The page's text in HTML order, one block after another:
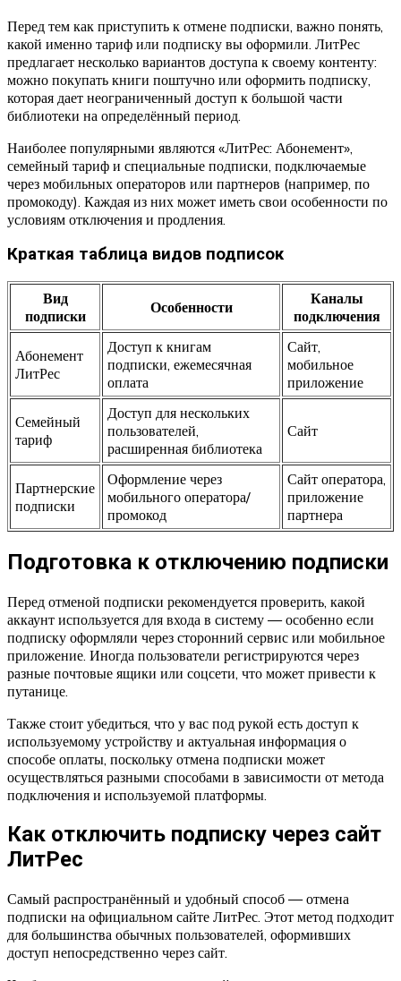
Перед тем как приступить к отмене подписки, важно понять,
какой именно тариф или подписку вы оформили. ЛитРес
предлагает несколько вариантов доступа к своему контенту:
можно покупать книги поштучно или оформить подписку,
которая дает неограниченный доступ к большой части
библиотеки на определённый период.
Наиболее популярными являются «ЛитРес: Абонемент»,
семейный тариф и специальные подписки, подключаемые
через мобильных операторов или партнеров (например, по
промокоду). Каждая из них может иметь свои особенности по
условиям отключения и продления.
Краткая таблица видов подписок
Вид
подписки
Особенности
Каналы
подключения
Абонемент
ЛитРес
Доступ к книгам
подписки, ежемесячная
оплата
Сайт,
мобильное
приложение
Семейный
тариф
Доступ для нескольких
пользователей,
расширенная библиотека
Сайт
Партнерские
подписки
Оформление через
мобильного оператора/
промокод
Сайт оператора,
приложение
партнера
Подготовка к отключению подписки
Перед отменой подписки рекомендуется проверить, какой
аккаунт используется для входа в систему — особенно если
подписку оформляли через сторонний сервис или мобильное
приложение. Иногда пользователи регистрируются через
разные почтовые ящики или соцсети, что может привести к
путанице.
Также стоит убедиться, что у вас под рукой есть доступ к
используемому устройству и актуальная информация о
способе оплаты, поскольку отмена подписки может
осуществляться разными способами в зависимости от метода
подключения и используемой платформы.
Как отключить подписку через сайт
ЛитРес
Самый распространённый и удобный способ — отмена
подписки на официальном сайте ЛитРес. Этот метод подходит
для большинства обычных пользователей, оформивших
доступ непосредственно через сайт.